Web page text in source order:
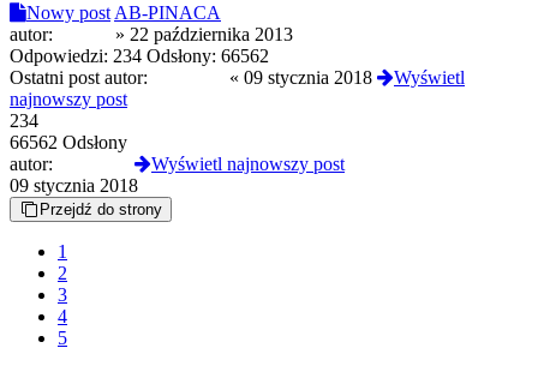
Nowy post AB-PINACA
autor:
» 22 października 2013
Odpowiedzi: 234 Odsłony: 66562
Ostatni post autor:
« 09 stycznia 2018
Wyświetl
najnowszy post
234
66562 Odsłony
autor:
Wyświetl najnowszy post
09 stycznia 2018
Przejdź do strony
1
2
3
4
5